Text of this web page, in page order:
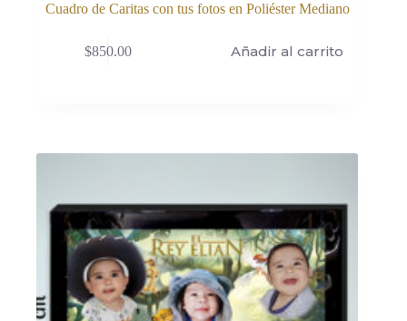
Cuadro de Caritas con tus fotos en Poliéster Mediano
$850.00 Añadir al carrito